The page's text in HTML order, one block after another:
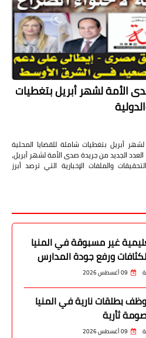
الأمة لشهر أبريل بتغطيات
أبريل بتغطيات شاملة للقضايا المحلية
الجديد من جريدة صدى الأمة لشهر أبريل،
والملفات الإخبارية التي ترصد أبرز
غير مسبوقة في المنيا
ورفع جودة المدارس
09 أغسطس 2026
بطلقات نارية في المنيا
ثأرية
09 أغسطس 2026